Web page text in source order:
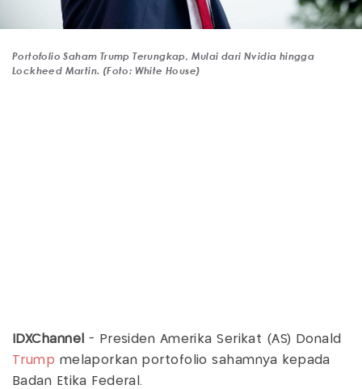
Portofolio Saham Trump Terungkap, Mulai dari Nvidia hingga
Lockheed Martin. (Foto: White House)
IDXChannel - Presiden Amerika Serikat (AS) Donald
Trump melaporkan portofolio sahamnya kepada
Badan Etika Federal.